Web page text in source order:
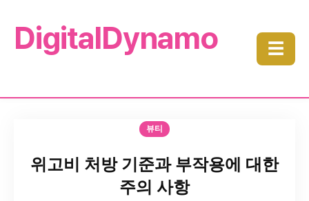
DigitalDynamo ☰
뷰티
위고비 처방 기준과 부작용에 대한
주의 사항